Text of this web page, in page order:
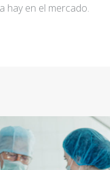
hay en el mercado.